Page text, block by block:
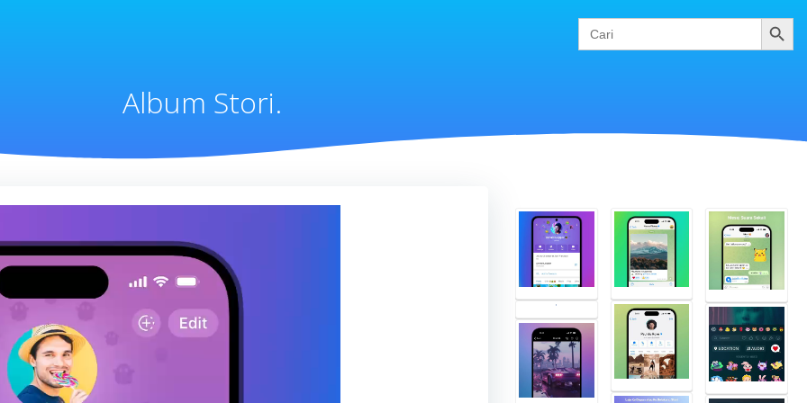
Search
for:
Cari
Album Stori.